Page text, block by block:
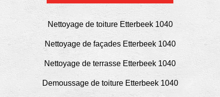
Nettoyage de toiture Etterbeek 1040
Nettoyage de façades Etterbeek 1040
Nettoyage de terrasse Etterbeek 1040
Demoussage de toiture Etterbeek 1040